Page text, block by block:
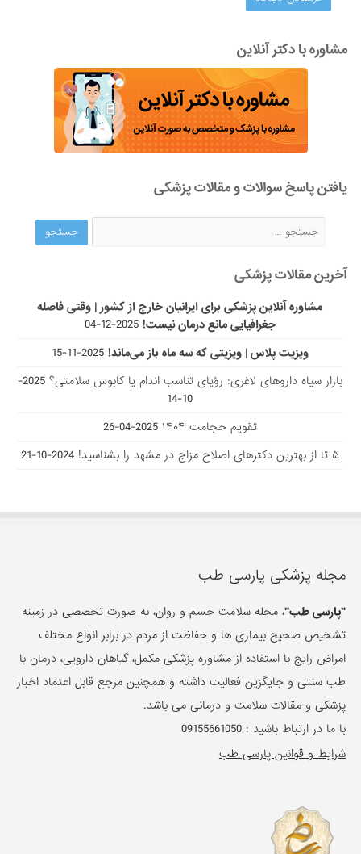
مشاوره با دکتر آنلاین
یافتن پاسخ سوالات و مقالات پزشکی
آخرین مقالات پزشکی
مشاوره آنلاین پزشکی برای ایرانیان خارج از کشور | وقتی فاصله
جغرافیایی مانع درمان نیست! 2025-12-04
ویزیت پلاس | ویزیتی که سه ماه باز می‌ماند! 2025-11-15
بازار سیاه داروهای لاغری: رؤیای تناسب اندام یا کابوس سلامتی؟
2025-
10-14
تقویم حجامت ۱۴۰۴
2025-04-26
۵ تا از بهترین دکتر‌های اصلاح مزاج در مشهد را بشناسید!
2024-10-21
مجله پزشکی پارسی طب
"پارسی طب"، مجله سلامت جسم و روان، به صورت تخصصی در زمینه
تشخیص صحیح بیماری ها و حفاظت از مردم در برابر انواع مختلف
امراض رایج با استفاده از مشاوره پزشکی مکمل، گیاهان دارویی، درمان با
طب سنتی و جایگزین فعالیت داشته و همچنین مرجع قابل اعتماد اخبار
پزشکی و مقالات سلامت و درمانی می باشد.
با ما در ارتباط باشید :09155661050
شرایط و قوانین پارسی طب